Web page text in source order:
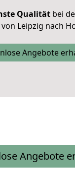
Qualität bei
Leipzig nach
Angebote
Angebote